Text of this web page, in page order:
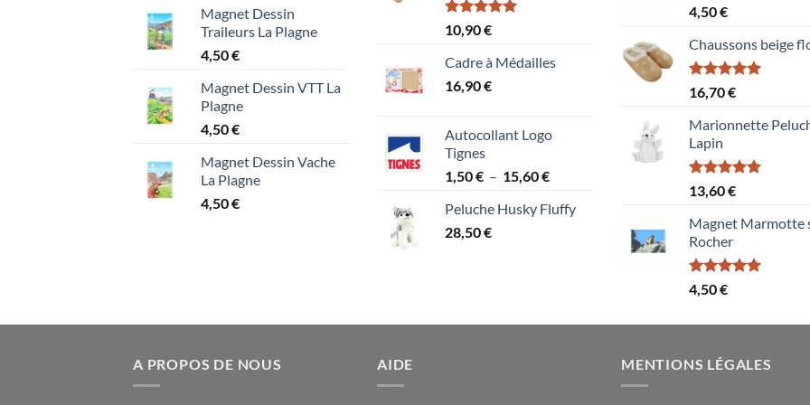
Magnet Dessin
Traileurs La Plagne
4,50€
Magnet Dessin VTT La
Plagne
4,50€
Magnet Dessin Vache
La Plagne
4,50€
Note5.00
sur 5
10,90€
Cadre à Médailles
16,90€
Autocollant Logo
Tignes
1,50€ – 15,60€Plage
prix :
Peluche Husky Fluffy
28,50€
Note5.00
sur 5
4,50€
Chaussons beige
Note5.00
sur 5
16,70€
Marionnette
Lapin
Note5.00
sur 5
13,60€
Magnet Marmotte
Rocher
Note5.00
sur 5
4,50€
A PROPOS DE NOUS AIDE MENTIONS LÉGALES